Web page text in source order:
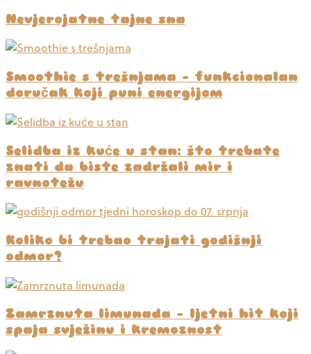
Nevjerojatne tajne sna
Smoothie s trešnjama – funkcionalan
doručak koji puni energijom
Selidba iz kuće u stan: što trebate
znati da biste zadržali mir i
ravnotežu
Koliko bi trebao trajati godišnji
odmor?
Zamrznuta limunada – ljetni hit koji
spaja svježinu i kremoznost